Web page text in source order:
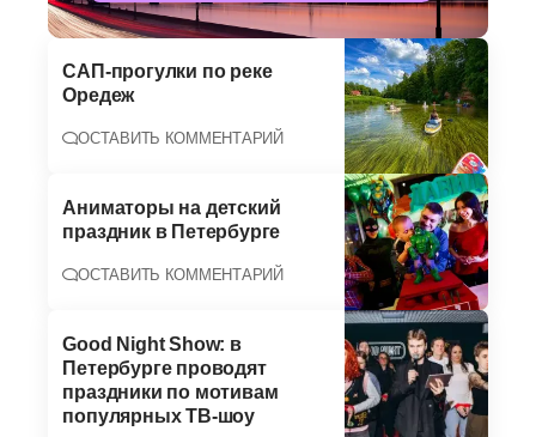
САП-прогулки по реке
Оредеж
ОСТАВИТЬ КОММЕНТАРИЙ
Аниматоры на детский
праздник в Петербурге
ОСТАВИТЬ КОММЕНТАРИЙ
Good Night Show: в
Петербурге проводят
праздники по мотивам
популярных ТВ-шоу